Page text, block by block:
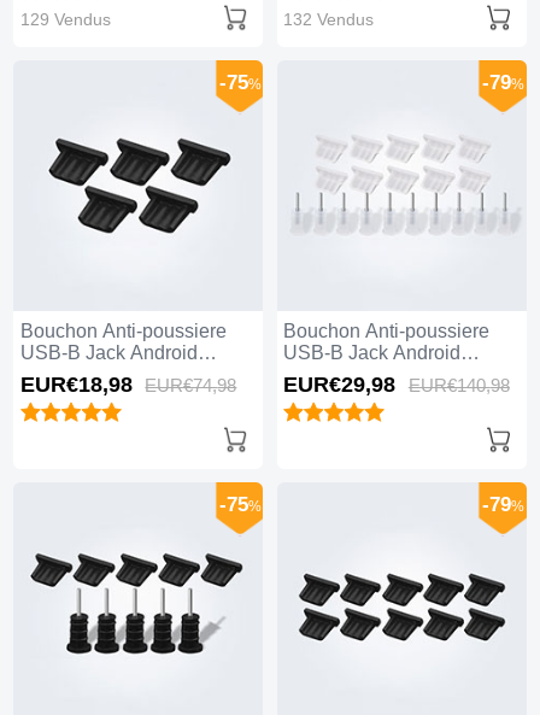
129 Vendus
132 Vendus
Bouchon Anti-poussiere
USB-B Jack Android
Universel 5PCS H01 Noir
-75%
EUR€18,98 EUR€74,98
Bouchon Anti-poussiere
USB-B Jack Android
Universel 10PCS H01
Blanc
-79%
EUR€29,98 EUR€140,98
-75% -79%